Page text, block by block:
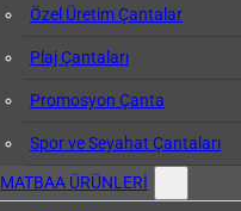
Özel Üretim Çantalar
Plaj Çantaları
Promosyon Çanta
Spor ve Seyahat Çantaları
MATBAA ÜRÜNLERİ